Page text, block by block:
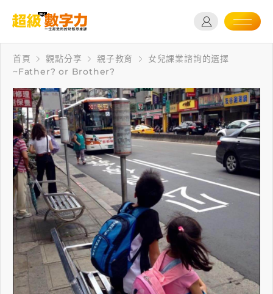
首頁 觀點分享 親子教育
女兒課業諮詢的選擇
~Father? or Brother?